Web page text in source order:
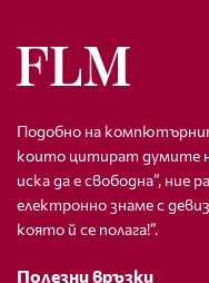
Подобно на
които цитират думите
иска да е свободна”,
електронно знаме с
която й се полага!”.
Полезни връзки